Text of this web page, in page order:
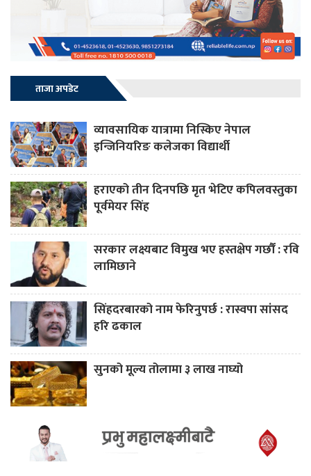
ताजा अपडेट
व्यावसायिक यात्रामा निस्किए नेपाल
इन्जिनियरिङ कलेजका विद्यार्थी
हराएको तीन दिनपछि मृत भेटिए कपिलवस्तुका
पूर्वमेयर सिंह
सरकार लक्ष्यबाट विमुख भए हस्तक्षेप गर्छौं : रवि
लामिछाने
सिंहदरबारको नाम फेरिनुपर्छ : रास्वपा सांसद
हरि ढकाल
सुनको मूल्य तोलामा ३ लाख नाघ्यो